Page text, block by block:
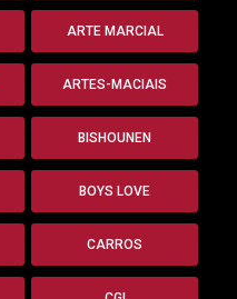
ARTE MARCIAL
ARTES-MACIAIS
BISHOUNEN
BOYS LOVE
CARROS